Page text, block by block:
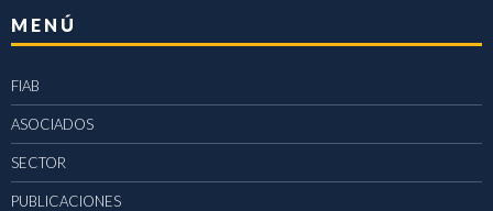
MENÚ
FIAB
ASOCIADOS
SECTOR
PUBLICACIONES